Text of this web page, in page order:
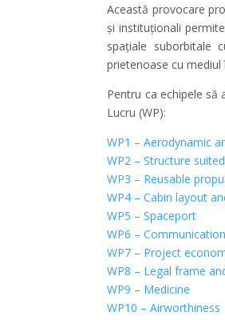
Această provocare
și instituționali
spațiale suborbitale
prietenoase cu
Pentru ca echipele să
Lucru (WP):
WP1 – Aerodynamic
WP2 – Structure
WP3 – Reusable
WP4 – Cabin layout
WP5 – Spaceport
WP6 – Communication
WP7 – Project
WP8 – Legal frame
WP9 – Medicine
WP10 – Airworthiness